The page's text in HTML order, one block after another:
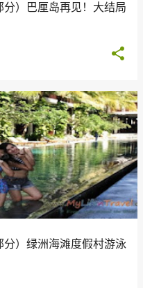
）巴厘岛再见！大结局
）绿洲海滩度假村游泳